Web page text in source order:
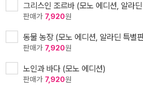
그리스인 조르바 (모노 에디션, 알라
판매가 7,920원
동물 농장 (모노 에디션, 알라딘 특별
판매가 7,920원
노인과 바다 (모노 에디션)
판매가 7,920원